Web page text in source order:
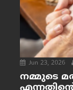
Jun 23, 2026
നമ്മുടെ